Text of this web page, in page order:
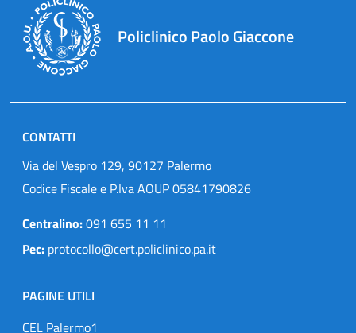
Policlinico Paolo Giaccone
CONTATTI
Via del Vespro 129, 90127 Palermo
Codice Fiscale e P.Iva AOUP 05841790826
Centralino:091 655 11 11
Pec: protocollo@cert.policlinico.pa.it
PAGINE UTILI
CEL Palermo1